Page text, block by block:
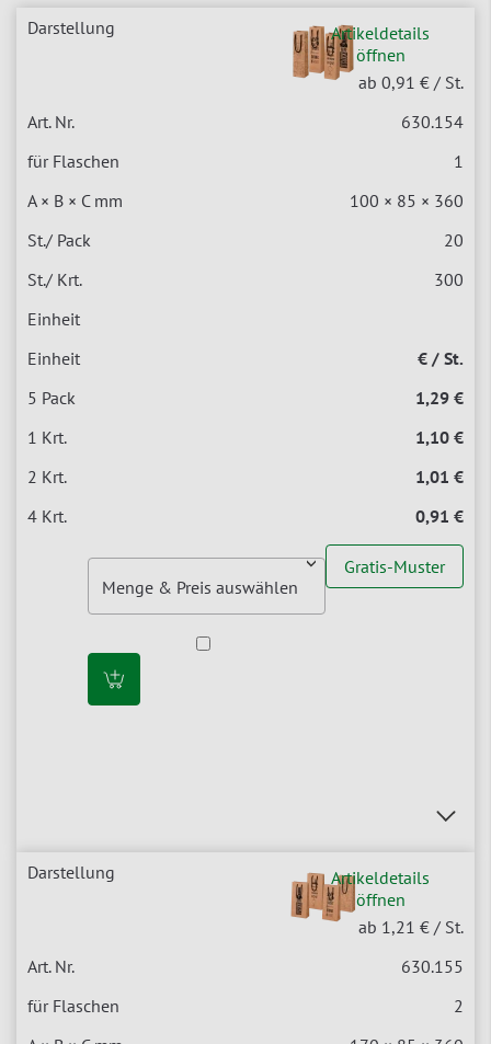
Artikeldetails
öffnen
ab 0,91 € / St.
630.154
1
100 × 85 × 360
20
300
€ / St.
1,29 €
1,10 €
1,01 €
0,91 €
Gratis-Muster
Artikeldetails
öffnen
ab 1,21 € / St.
630.155
2